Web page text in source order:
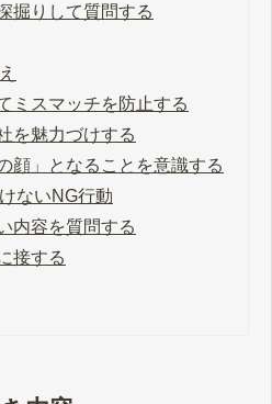
掘りして質問する
ミスマッチを防止する
を魅力づけする
顔」となることを意識する
ないNG行動
内容を質問する
接する